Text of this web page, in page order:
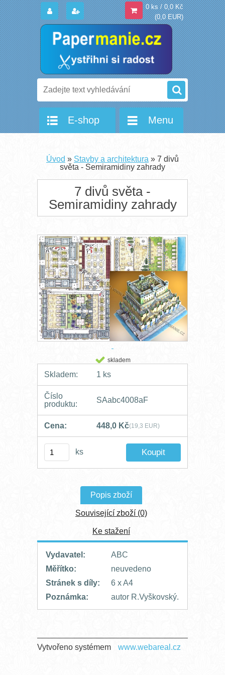
0 ks / 0,0 Kč
(0,0 EUR)
E-shop Menu
Úvod » Stavby a architektura » 7 divů
světa - Semiramidiny zahrady
7 divů světa -
Semiramidiny zahrady
skladem
Skladem: 1 ks
Číslo
produktu:
SAabc4008aF
Cena: 448,0 Kč(19,3 EUR)
ks
Popis zboží
Související zboží (0)
Ke stažení
Vydavatel:
ABC
Měřítko:
neuvedeno
Stránek s díly:
6 x A4
Poznámka:
autor R.Vyškovský.
Vytvořeno systémem www.webareal.cz